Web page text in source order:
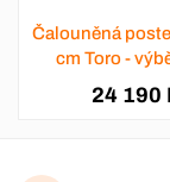
Čalouněná
cm Toro -
24 190